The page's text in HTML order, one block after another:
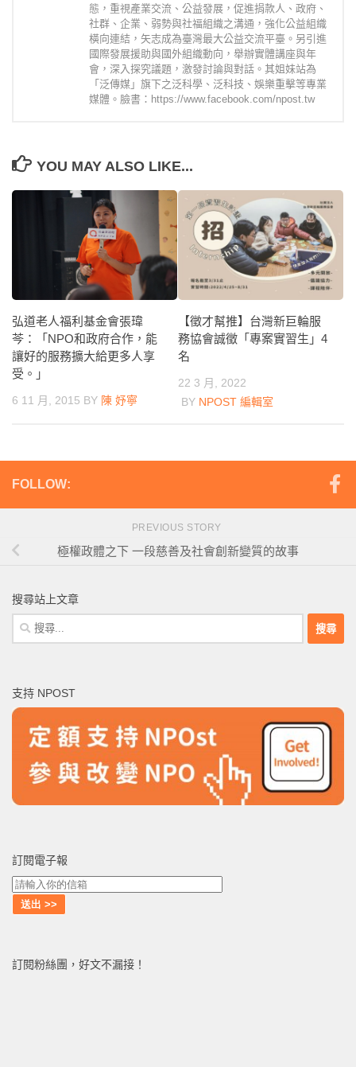
態，重視產業交流、公益發展，促進捐款人、政府、
社群、企業、弱勢與社福組織之溝通，強化公益組織
橫向連結，矢志成為臺灣最大公益交流平臺。另引進
國際發展援助與國外組織動向，舉辦實體講座與年
會，深入探究議題，激發討論與對話。其姐妹站為
「泛傳媒」旗下之泛科學、泛科技、娛樂重擊等專業
媒體。臉書：https://www.facebook.com/npost.tw
YOU MAY ALSO LIKE...
弘道老人福利基金會張瑋
芩：「NPO和政府合作，能
讓好的服務擴大給更多人享
受。」
6 11 月, 2015 BY 陳 妤寧
【徵才幫推】台灣新巨輪服
務協會誠徵「專案實習生」4
名
22 3 月, 2022
BY NPOST 編輯室
FOLLOW:
PREVIOUS STORY
極權政體之下 一段慈善及社會創新變質的故事
搜尋站上文章
搜
尋
字:
支持 NPOST
訂閱電子報
訂閱粉絲團，好文不漏接！